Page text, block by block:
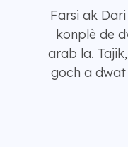
Farsi ak
konplè de
arab la.
goch a dwat